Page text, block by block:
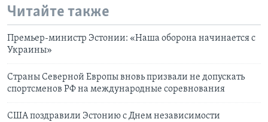
Читайте также
Премьер-министр Эстонии: «Наша оборона начинается с
Украины»
Страны Северной Европы вновь призвали не допускать
спортсменов РФ на международные соревнования
США поздравили Эстонию с Днем независимости